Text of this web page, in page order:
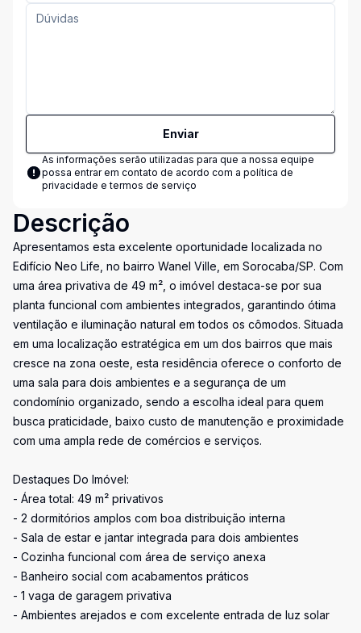
Enviar
As informações serão utilizadas para que a nossa equipe
possa entrar em contato de acordo com a política de
privacidade e termos de serviço
Descrição
Apresentamos esta excelente oportunidade localizada no
Edifício Neo Life, no bairro Wanel Ville, em Sorocaba/SP. Com
uma área privativa de 49 m², o imóvel destaca-se por sua
planta funcional com ambientes integrados, garantindo ótima
ventilação e iluminação natural em todos os cômodos. Situada
em uma localização estratégica em um dos bairros que mais
cresce na zona oeste, esta residência oferece o conforto de
uma sala para dois ambientes e a segurança de um
condomínio organizado, sendo a escolha ideal para quem
busca praticidade, baixo custo de manutenção e proximidade
com uma ampla rede de comércios e serviços.
Destaques Do Imóvel:
- Área total: 49 m² privativos
- 2 dormitórios amplos com boa distribuição interna
- Sala de estar e jantar integrada para dois ambientes
- Cozinha funcional com área de serviço anexa
- Banheiro social com acabamentos práticos
- 1 vaga de garagem privativa
- Ambientes arejados e com excelente entrada de luz solar